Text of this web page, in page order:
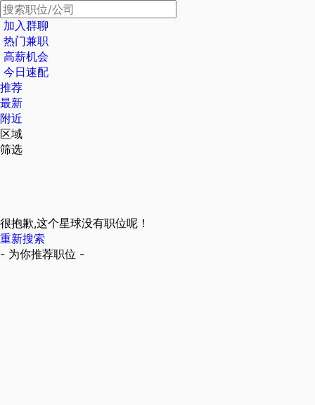
加入群聊
热门兼职
高薪机会
今日速配
推荐
最新
附近
区域
筛选
很抱歉,这个星球没有职位呢！
重新搜索
- 为你推荐职位 -